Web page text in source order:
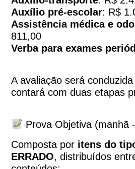
Auxílio pré-escolar: R$
Assistência médica e
811,00
Verba para exames
A avaliação será
contará com duas etapas
Prova Objetiva (manhã
Composta por itens do
ERRADO, distribuídos